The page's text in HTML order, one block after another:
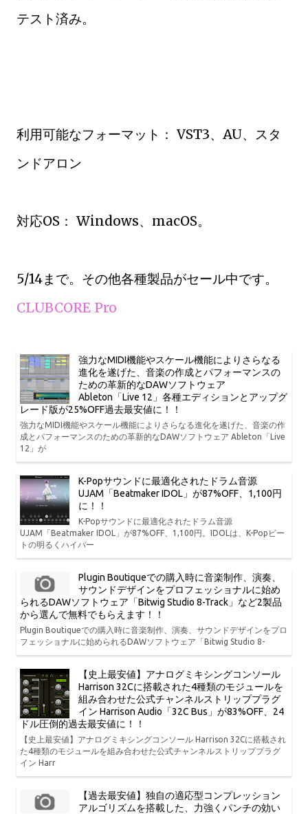
テスト済み。
利用可能なフォーマット： VST3、AU、スタ
ンドアロン
対応OS： Windows、macOS。
5/14まで。その他各種製品がセール中です。
CLUBCORE Pro
強力なMIDI機能やスケール機能によりさらなる
進化を遂げた、音楽の作成とパフォーマンスの
ための革新的なDAWソフトウェア
Ableton「Live 12」各種エディションとアップグ
レード版が25%OFF過去最安値に！！
強力なMIDI機能やスケール機能によりさらなる進化を遂げた、音楽の作
成とパフォーマンスのための革新的なDAWソフトウェア Ableton「Live
12」が
K-Popサウンドに最適化されたドラム音源
UJAM「Beatmaker IDOL」が87%OFF、1,100円
に！！
K-Popサウンドに最適化されたドラム音源
UJAM「Beatmaker IDOL」が87%OFF、1,100円。IDOLは、K-Popビー
トの明るくハイパー
Plugin Boutiqueでの購入時に音楽制作、演奏、
サウンドデザインをプロフェッショナルに始め
られるDAWソフトウェア「Bitwig Studio 8-Track」など2製品
から選んで無料でもらえます！！
Plugin Boutiqueでの購入時に音楽制作、演奏、サウンドデザインをプロ
フェッショナルに始められるDAWソフトウェア「Bitwig Studio 8-
【史上最安値】アナログミキシングコンソール
Harrison 32Cに搭載された4種類のモジュールを
組み合わせた公式チャンネルストリッププラグ
イン Harrison Audio「32C Bus」が83%OFF、24
ドル圧倒的過去最安値に！！
【史上最安値】アナログミキシングコンソール Harrison 32Cに搭載され
た4種類のモジュールを組み合わせた公式チャンネルストリッププラグ
イン Harr
【過去最安値】独自の適応型コンプレッション
アルゴリズムを搭載した、力強くパンチの効い